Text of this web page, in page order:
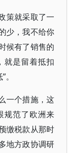
策就采取了一
少，我不给你
候有了销售的
就是留着抵扣
一个措施，这
规范了欧洲来
缴税款从那时
地方政协调研